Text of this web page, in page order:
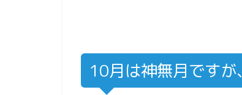
10月は神無月ですが